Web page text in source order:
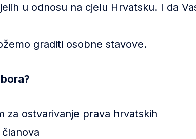
u odnosu na cjelu Hrvatsku. I da
graditi osobne stavove.
za ostvarivanje prava hrvatskih